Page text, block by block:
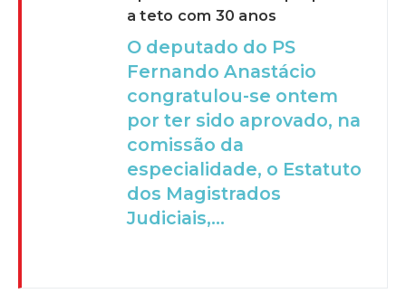
a teto com 30 anos
O deputado do PS
Fernando Anastácio
congratulou-se ontem
por ter sido aprovado, na
comissão da
especialidade, o Estatuto
dos Magistrados
Judiciais,...